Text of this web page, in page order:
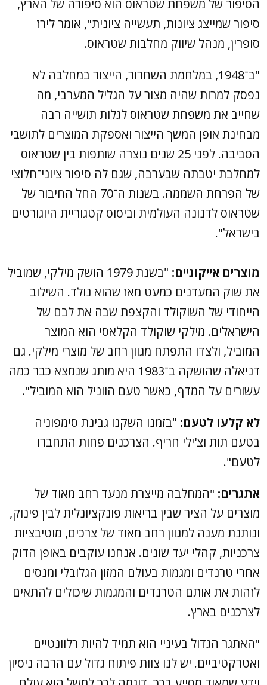
הסיפור של משפחת שטראוס הוא סיפורה של הארץ,
סיפור שמייצג ציונות, תעשייה ציונית", אומר לירז
סופרין, מנהל שיווק מחלבות שטראוס.
"ב־1948, במלחמת השחרור, הייצור במחלבה לא
נפסק למרות שהיה מצור על הגליל המערבי, מה
שחייב את משפחת שטראוס לגלות תושייה רבה
מבחינת אופן המשך הייצור ואספקת המוצרים לתושבי
הסביבה. לפני 25 שנים נוצרה שותפות בין שטראוס
למחלבת יטבתה שבערבה, שגם לה סיפור ציוני־חלוצי
של הפרחת השממה. בשנות ה־70 החל החיבור של
שטראוס לדנונה העולמית וביסוס קטגוריית היוגורטים
בישראל".
מוצרים אייקוניים:
"בשנת 1979 הושק מילקי, שמוביל
את שוק המעדנים כמעט מאז שהוא נולד. השילוב
הייחודי של השוקולד והקצפת שבה את לבם של
הישראלים. מילקי שוקולד הקלאסי הוא המוצר
המוביל, ולצדו התפתח מגוון רחב של מוצרי מילקי. גם
דניאלה שהושקה ב־1983 היא מותג שנמצא כבר כמה
עשורים על המדף, כאשר טעם הווניל הוא המוביל".
לא קלעו לטעם: "בזמנו השקנו גבינת סימפוניה
בטעם תות וצ'ילי חריף. הצרכנים פחות התחברו
לטעם".
אתגרים: "המחלבה מייצרת מנעד רחב מאוד של
מוצרים על הציר שבין בריאות פונקציונלית לבין פינוק,
ונותנת מענה למגוון רחב מאוד של צרכים, מוטיבציות
צרכניות, קהלי יעד שונים. אנחנו עוקבים באופן הדוק
אחרי טרנדים ומגמות בעולם המזון הגלובלי ומנסים
לזהות את אותם הטרנדים והמגמות שיכולים להתאים
לצרכנים בארץ.
"האתגר הגדול בעיניי הוא תמיד להיות רלוונטיים
ואטרקטיביים. יש לנו צוות פיתוח גדול עם הרבה ניסיון